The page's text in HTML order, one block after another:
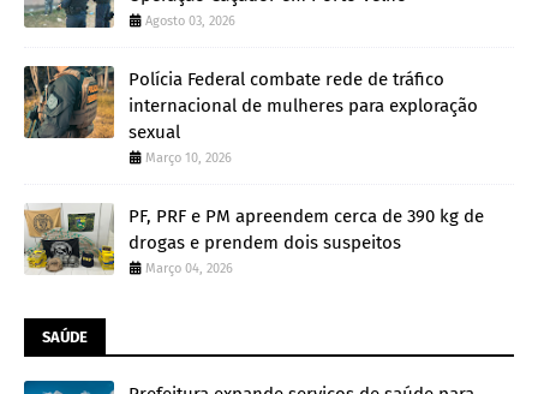
Agosto 03, 2026
Polícia Federal combate rede de tráfico
internacional de mulheres para exploração
sexual
Março 10, 2026
PF, PRF e PM apreendem cerca de 390 kg de
drogas e prendem dois suspeitos
Março 04, 2026
SAÚDE